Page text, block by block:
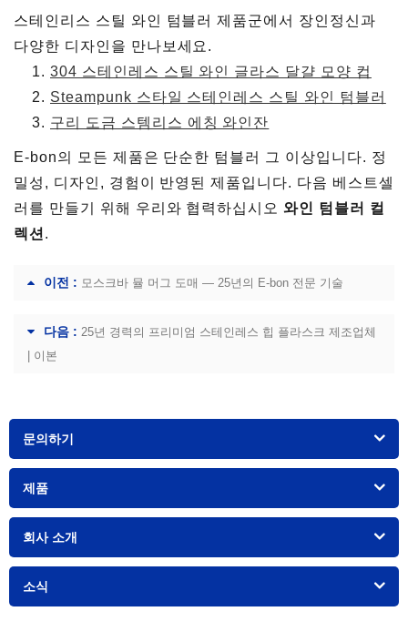
스테인리스 스틸 와인 텀블러 제품군에서 장인정신과
다양한 디자인을 만나보세요.
304 스테인레스 스틸 와인 글라스 달걀 모양 컵
Steampunk 스타일 스테인레스 스틸 와인 텀블러
구리 도금 스템리스 에칭 와인잔
E-bon의 모든 제품은 단순한 텀블러 그 이상입니다. 정
밀성, 디자인, 경험이 반영된 제품입니다. 다음 베스트셀
러를 만들기 위해 우리와 협력하십시오와인 텀블러 컬
렉션 .
이전 : 모스크바 뮬 머그 도매 — 25년의 E-bon 전문 기술
다음 : 25년 경력의 프리미엄 스테인레스 힙 플라스크 제조업체
| 이본
문의하기
제품
회사 소개
소식